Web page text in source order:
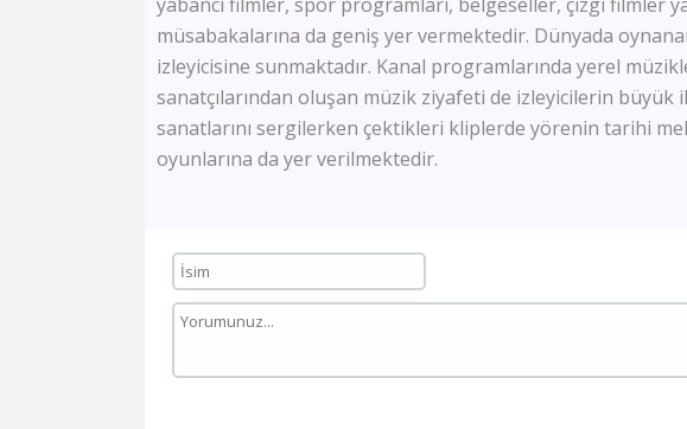
müsabakalarına da geniş yer vermektedir. Dünyada
izleyicisine sunmaktadır. Kanal programlarında yerel
sanatçılarından oluşan müzik ziyafeti de izleyicilerin büyük
sanatlarını sergilerken çektikleri kliplerde yörenin tarihi
oyunlarına da yer verilmektedir.